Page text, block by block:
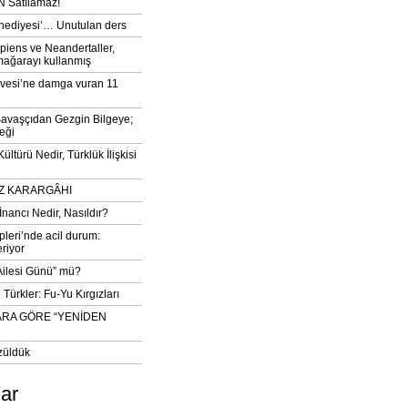
Satılamaz!
Unutulan ders
ve Neandertaller,
kullanmış
damga vuran 11
Gezgin Bilgeye;
Nedir, Türklük İlişkisi
KARARGÂHI
Nedir, Nasıldır?
acil durum:
Günü” mü?
Fu-Yu Kırgızları
GÖRE “YENİDEN